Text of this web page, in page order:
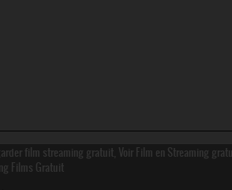
film streaming gratuit, Voir Film en Streaming
Films Gratuit